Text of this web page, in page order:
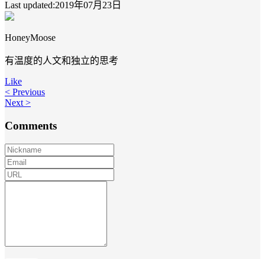
Last updated:2019年07月23日
HoneyMoose
有温度的人文和独立的思考
Like
< Previous
Next >
Comments